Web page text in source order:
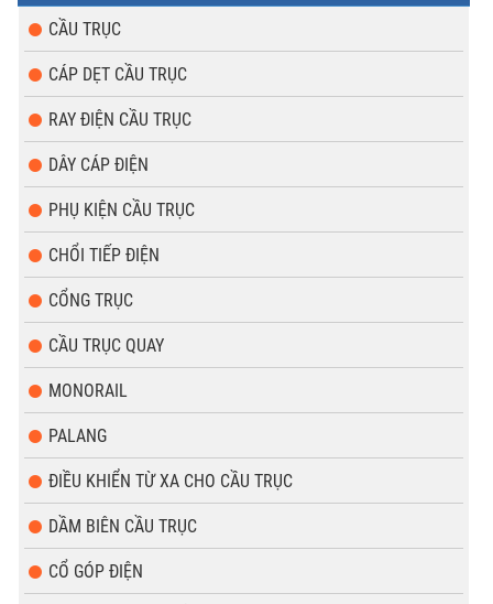
CẦU TRỤC
CÁP DẸT CẦU TRỤC
RAY ĐIỆN CẦU TRỤC
DÂY CÁP ĐIỆN
PHỤ KIỆN CẦU TRỤC
CHỔI TIẾP ĐIỆN
CỔNG TRỤC
CẦU TRỤC QUAY
MONORAIL
PALANG
ĐIỀU KHIỂN TỪ XA CHO CẦU TRỤC
DẦM BIÊN CẦU TRỤC
CỔ GÓP ĐIỆN